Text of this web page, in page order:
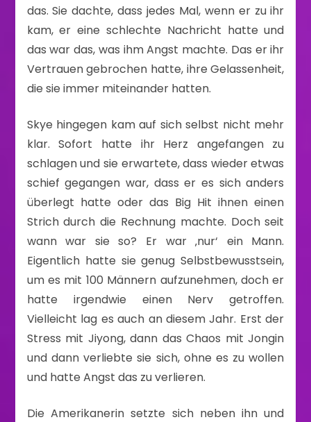
das. Sie dachte, dass jedes Mal, wenn er zu ihr
kam, er eine schlechte Nachricht hatte und
das war das, was ihm Angst machte. Das er ihr
Vertrauen gebrochen hatte, ihre Gelassenheit,
die sie immer miteinander hatten.
Skye hingegen kam auf sich selbst nicht mehr
klar. Sofort hatte ihr Herz angefangen zu
schlagen und sie erwartete, dass wieder etwas
schief gegangen war, dass er es sich anders
überlegt hatte oder das Big Hit ihnen einen
Strich durch die Rechnung machte. Doch seit
wann war sie so? Er war ‚nur‘ ein Mann.
Eigentlich hatte sie genug Selbstbewusstsein,
um es mit 100 Männern aufzunehmen, doch er
hatte irgendwie einen Nerv getroffen.
Vielleicht lag es auch an diesem Jahr. Erst der
Stress mit Jiyong, dann das Chaos mit Jongin
und dann verliebte sie sich, ohne es zu wollen
und hatte Angst das zu verlieren.
Die Amerikanerin setzte sich neben ihn und